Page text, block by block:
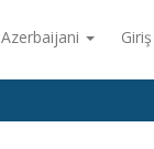
Azerbaijani Giriş